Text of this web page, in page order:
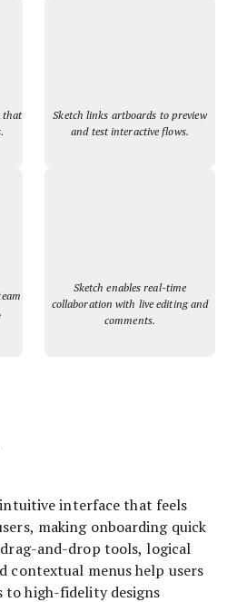
that
Sketch links artboards to preview
and test interactive flows.
Sketch enables real-time
collaboration with live editing and
comments.
interface that feels
making onboarding quick
and-drop tools, logical
contextual menus help users
to high-fidelity designs